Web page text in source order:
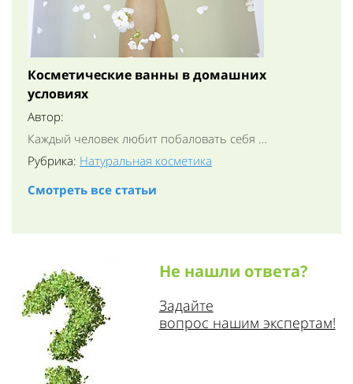
Косметические ванны в домашних
условиях
Автор:
Каждый человек любит побаловать себя …
Рубрика: Натуральная косметика
Смотреть все статьи
Не нашли ответа?
Задайте
вопрос нашим экспертам!